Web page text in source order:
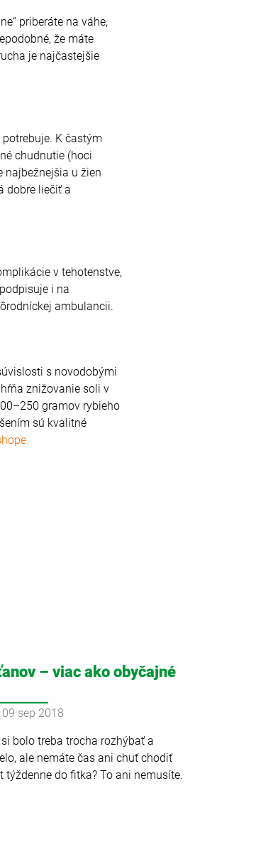
priberáte na váhe,
že máte
je najčastejšie
K častým
chudnutie (hoci
najbežnejšia u žien
dobre liečiť a
v tehotenstve,
i na
ambulancii.
s novodobými
znižovanie soli v
gramov rybieho
sú kvalitné
– viac ako obyčajné
09 sep 2018
si bolo treba trocha rozhýbať a
ale nemáte čas ani chuť chodiť
týždenne do fitka? To ani nemusíte.